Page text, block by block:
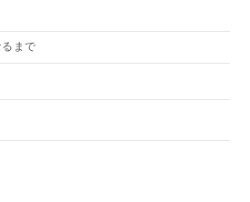
まで